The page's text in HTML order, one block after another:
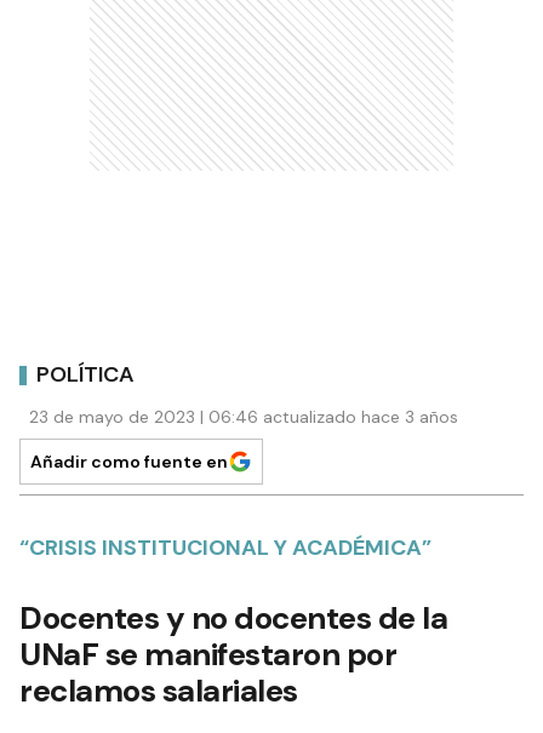
POLÍTICA
23 de mayo de 2023 | 06:46 actualizado hace 3 años
Añadir como fuente en
“CRISIS INSTITUCIONAL Y ACADÉMICA”
Docentes y no docentes de la
UNaF se manifestaron por
reclamos salariales